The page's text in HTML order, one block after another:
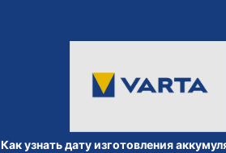
Как узнать дату изготовления